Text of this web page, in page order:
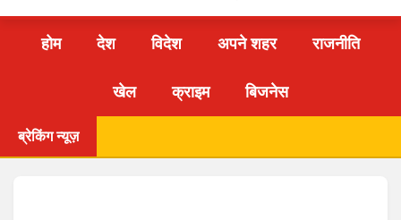
होम देश विदेश अपने शहर राजनीति
खेल क्राइम बिजनेस
ब्रेकिंग न्यूज़